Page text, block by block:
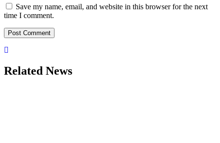
Save my name, email, and website in this browser for the next
time I comment.
Related News